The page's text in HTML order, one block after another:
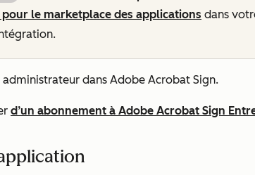
le marketplace des applications dans
administrateur dans Adobe Acrobat Sign.
d’un abonnement à Adobe Acrobat Sign